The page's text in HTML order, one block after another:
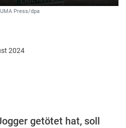
Press/dpa
2024
getötet hat, soll